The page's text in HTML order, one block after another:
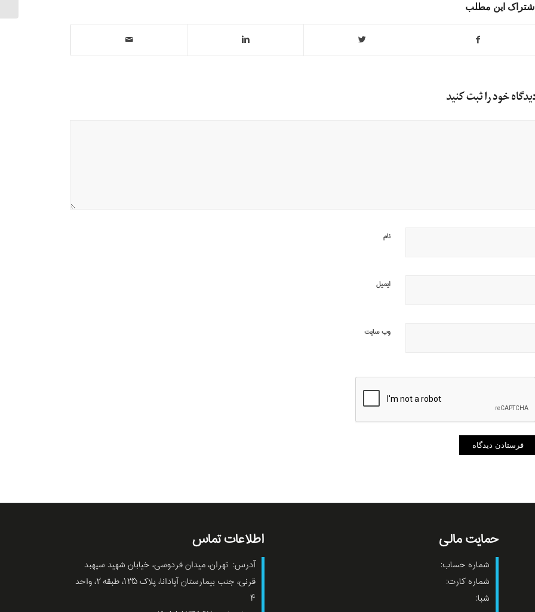
این مطلب
خود را ثبت کنید
نام
ایمیل
وب‌ سایت
اطلاعات تماس
آدرس: تهران، میدان فردوسی، خیابان شهید سپهبد
قرنی، جنب بیمارستان آپادانا، پلاک ۱۳۵، طبقه ۲، واحد
۴
حمایت مالی
شماره حساب:
شماره کارت:
شبا: